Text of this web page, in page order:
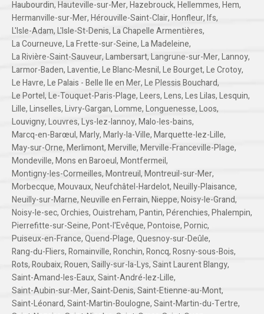
Haubourdin,Hauteville-sur-Mer,Hazebrouck,Hellemmes,Hem,
Hermanville-sur-Mer,Hérouville-Saint-Clair,Honfleur,Ifs,
L'Isle-Adam,L'Isle-St-Denis,La Chapelle Armentières,
La Courneuve,La Frette-sur-Seine,La Madeleine,
La Rivière-Saint-Sauveur,Lambersart,Langrune-sur-Mer,Lannoy,
Larmor-Baden,Laventie,Le Blanc-Mesnil,Le Bourget,Le Crotoy,
Le Havre,Le Palais - Belle Ile en Mer,Le Plessis Bouchard,
Le Portel,Le-Touquet-Paris-Plage,Leers,Lens,Les Lilas,Lesquin,
Lille,Linselles,Livry-Gargan,Lomme,Longuenesse,Loos,
Louvigny,Louvres,Lys-lez-lannoy,Malo-les-bains,
Marcq-en-Barœul,Marly,Marly-la-Ville,Marquette-lez-Lille,
May-sur-Orne,Merlimont,Merville,Merville-Franceville-Plage,
Mondeville,Mons en Baroeul,Montfermeil,
Montigny-les-Cormeilles,Montreuil,Montreuil-sur-Mer,
Morbecque,Mouvaux,Neufchâtel-Hardelot,Neuilly-Plaisance,
Neuilly-sur-Marne,Neuville en Ferrain,Nieppe,Noisy-le-Grand,
Noisy-le-sec,Orchies,Ouistreham,Pantin,Pérenchies,Phalempin,
Pierrefitte-sur-Seine,Pont-l'Evêque,Pontoise,Pornic,
Puiseux-en-France,Quend-Plage,Quesnoy-sur-Deûle,
Rang-du-Fliers,Romainville,Ronchin,Roncq,Rosny-sous-Bois,
Rots,Roubaix,Rouen,Sailly-sur-la-Lys,Saint Laurent Blangy,
Saint-Amand-les-Eaux,Saint-André-lez-Lille,
Saint-Aubin-sur-Mer,Saint-Denis,Saint-Etienne-au-Mont,
Saint-Léonard,Saint-Martin-Boulogne,Saint-Martin-du-Tertre,